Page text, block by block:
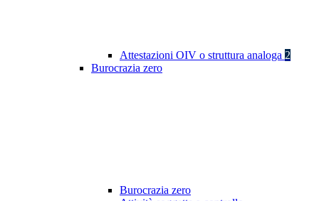
Attestazioni OIV o struttura analoga 2
Burocrazia zero
Burocrazia zero